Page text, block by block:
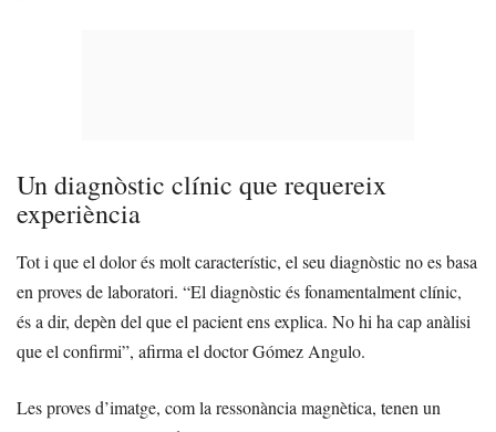
Un diagnòstic clínic que requereix
experiència
Tot i que el dolor és molt característic, el seu diagnòstic no es basa
en proves de laboratori. “El diagnòstic és fonamentalment clínic,
és a dir, depèn del que el pacient ens explica. No hi ha cap anàlisi
que el confirmi”, afirma el doctor Gómez Angulo.
Les proves d’imatge, com la ressonància magnètica, tenen un